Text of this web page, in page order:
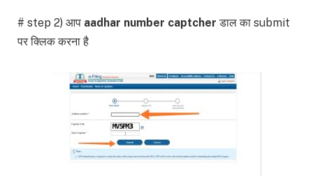
# step 2) आप aadhar number captcher डाल का submit
पर क्लिक करना है